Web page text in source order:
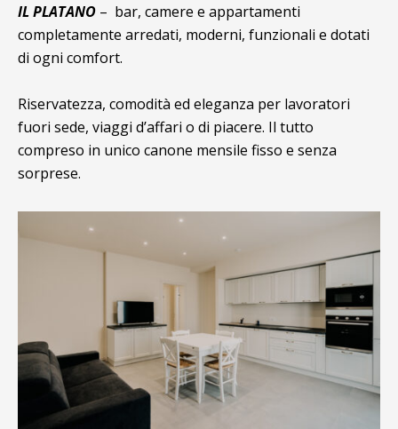
IL PLATANO – bar, camere e appartamenti
completamente arredati, moderni, funzionali e dotati
di ogni comfort.
Riservatezza, comodità ed eleganza per lavoratori
fuori sede, viaggi d’affari o di piacere. Il tutto
compreso in unico canone mensile fisso e senza
sorprese.